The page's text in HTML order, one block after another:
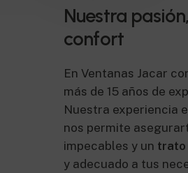
Nuestra
confort
En Ventanas Jacar
más de 15 años de
Nuestra experiencia
nos permite
impecables y un trato
y adecuado a tus